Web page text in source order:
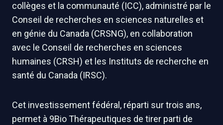
collèges et la communauté (ICC), administré par le
Conseil de recherches en sciences naturelles et
en génie du Canada (CRSNG), en collaboration
avec le Conseil de recherches en sciences
humaines (CRSH) et les Instituts de recherche en
santé du Canada (IRSC).
Cet investissement fédéral, réparti sur trois ans,
permet à 9Bio Thérapeutiques de tirer parti de